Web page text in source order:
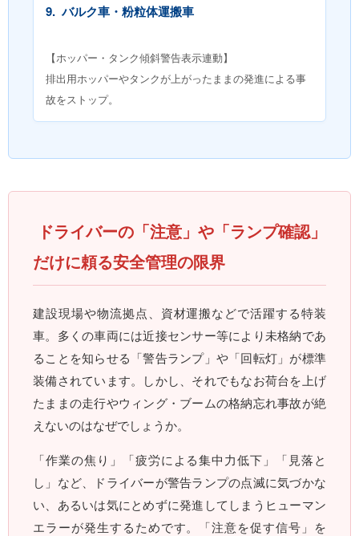
9. バルク車・粉粒体運搬車
【ホッパー・タンク傾斜警告表示連動】
排出用ホッパーやタンクが上がったままの発進による事
故をストップ。
ドライバーの「注意」や「ランプ確認」
だけに頼る安全管理の限界
建設現場や物流拠点、資材運搬などで活躍する特装
車。多くの車両には近接センサー等により未格納であ
ることを知らせる「警告ランプ」や「回転灯」が標準
装備されています。しかし、それでもなお荷台を上げ
たままの走行やウィング・ブームの格納忘れ事故が絶
えないのはなぜでしょうか。
「作業の焦り」「疲労による集中力低下」「見落と
し」など、ドライバーが警告ランプの点滅に気づかな
い、あるいは気にとめずに発進してしまうヒューマン
エラーが発生するためです。「注意を促す信号」を